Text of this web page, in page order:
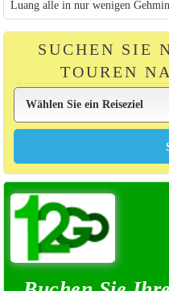
Luang alle in nur wenigen
SUCHEN SIE
TOUREN